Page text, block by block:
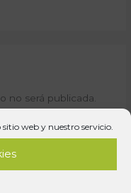
web y nuestro servicio.
no será publicada.